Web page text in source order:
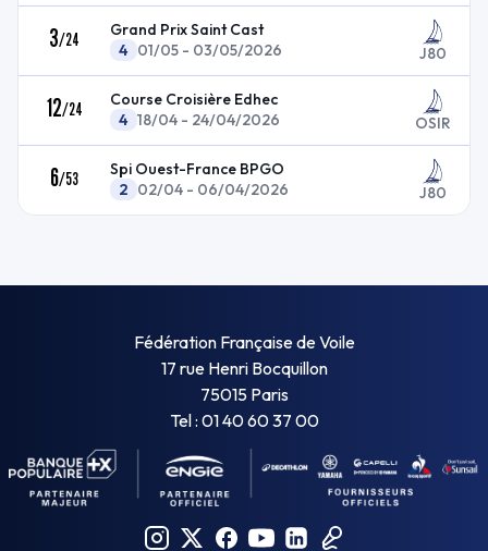
3/24
Grand Prix Saint Cast
4 01/05 - 03/05/2026 J80
12/24
Course Croisière Edhec
4 18/04 - 24/04/2026 OSIR
6/53
Spi Ouest-France BPGO
2 02/04 - 06/04/2026 J80
Fédération Française de Voile
17 rue Henri Bocquillon
75015 Paris
Tel : 01 40 60 37 00